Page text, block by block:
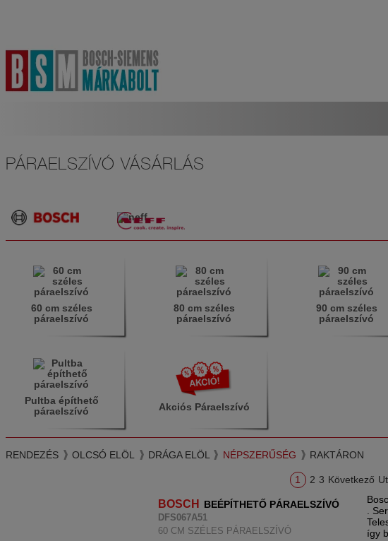
PÁRAELSZÍVÓ VÁSÁRLÁS
60 cm széles
páraelszívó
80 cm széles
páraelszívó
90 cm széles
páraelszívó
Pultba építhető
páraelszívó
Akciós Páraelszívó
RENDEZÉS OLCSÓ ELÖL DRÁGA ELÖL NÉPSZERŰSÉG RAKTÁRON
1 2 3 Következő
BOSCH BEÉPÍTHETŐ PÁRAELSZÍVÓ
DFS067A51
60 CM SZÉLES PÁRAELSZÍVÓ
.
így